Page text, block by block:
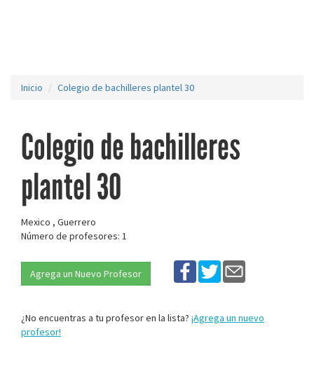
Inicio Colegio de bachilleres plantel 30
Colegio de bachilleres
plantel 30
Mexico , Guerrero
Número de profesores: 1
Agrega un Nuevo Profesor
¿No encuentras a tu profesor en la lista? ¡Agrega un nuevo
profesor!